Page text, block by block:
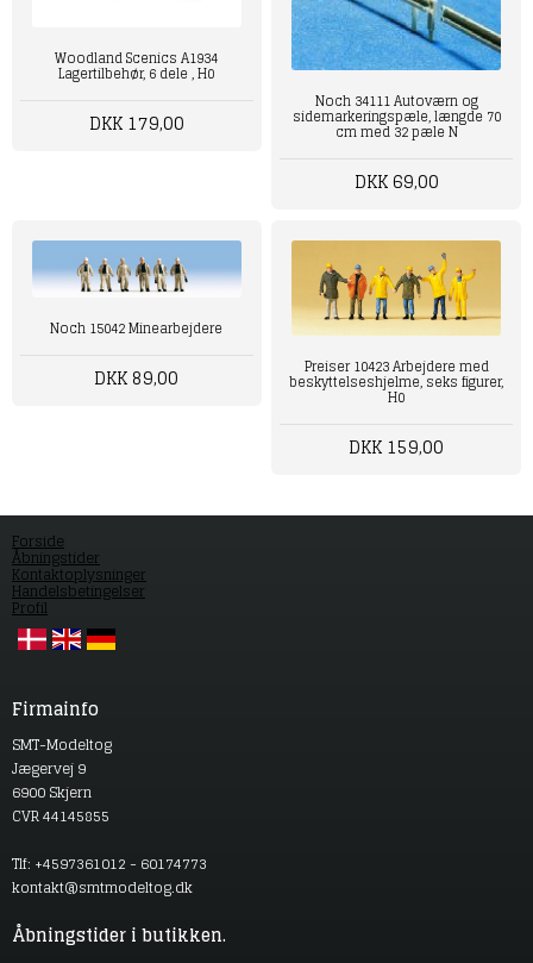
Woodland Scenics A1934
Lagertilbehør, 6 dele , H0
DKK 179,00
Noch 34111 Autoværn og
sidemarkeringspæle, længde 70
cm med 32 pæle N
DKK 69,00
Noch 15042 Minearbejdere
DKK 89,00 Preiser 10423 Arbejdere med
beskyttelseshjelme, seks figurer,
H0
DKK 159,00
Forside
Åbningstider
Kontaktoplysninger
Handelsbetingelser
Profil
Firmainfo
SMT-Modeltog
Jægervej 9
6900 Skjern
CVR 44145855
Tlf: +4597361012 - 60174773
kontakt@smtmodeltog.dk
Åbningstider i butikken.